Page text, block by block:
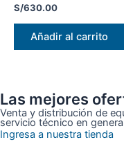
Valorado
con
0
S/630.00
Añadir al carrito
Las mejores
Venta y distribución de
servicio técnico en
Ingresa a nuestra tienda